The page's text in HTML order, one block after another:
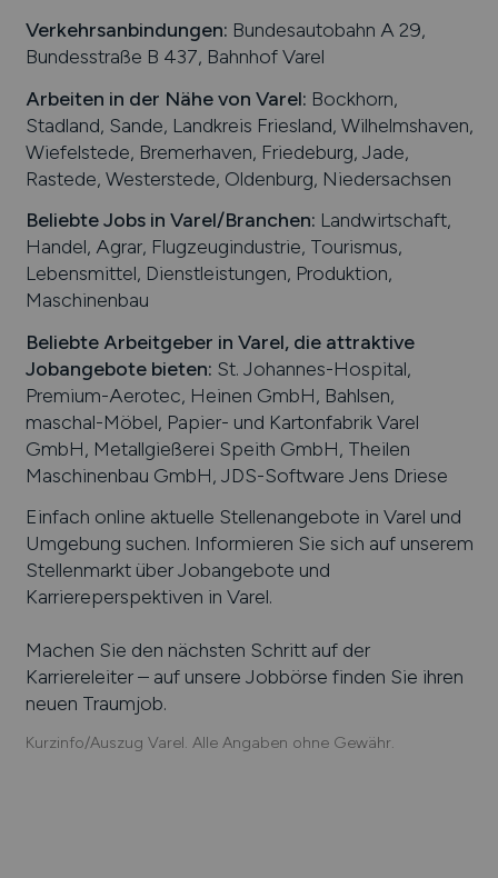
Verkehrsanbindungen: Bundesautobahn A 29,
Bundesstraße B 437, Bahnhof Varel
Arbeiten in der Nähe von Varel: Bockhorn,
Stadland, Sande, Landkreis Friesland, Wilhelmshaven,
Wiefelstede, Bremerhaven, Friedeburg, Jade,
Rastede, Westerstede, Oldenburg, Niedersachsen
Beliebte Jobs in Varel/Branchen: Landwirtschaft,
Handel, Agrar, Flugzeugindustrie, Tourismus,
Lebensmittel, Dienstleistungen, Produktion,
Maschinenbau
Beliebte Arbeitgeber in Varel, die attraktive
Jobangebote bieten: St. Johannes-Hospital,
Premium-Aerotec, Heinen GmbH, Bahlsen,
maschal-Möbel, Papier- und Kartonfabrik Varel
GmbH, Metallgießerei Speith GmbH, Theilen
Maschinenbau GmbH, JDS-Software Jens Driese
Einfach online aktuelle Stellenangebote in Varel und
Umgebung suchen. Informieren Sie sich auf unserem
Stellenmarkt über Jobangebote und
Karriereperspektiven in Varel.
Machen Sie den nächsten Schritt auf der
Karriereleiter – auf unsere Jobbörse finden Sie ihren
neuen Traumjob.
Kurzinfo/Auszug Varel. Alle Angaben ohne Gewähr.